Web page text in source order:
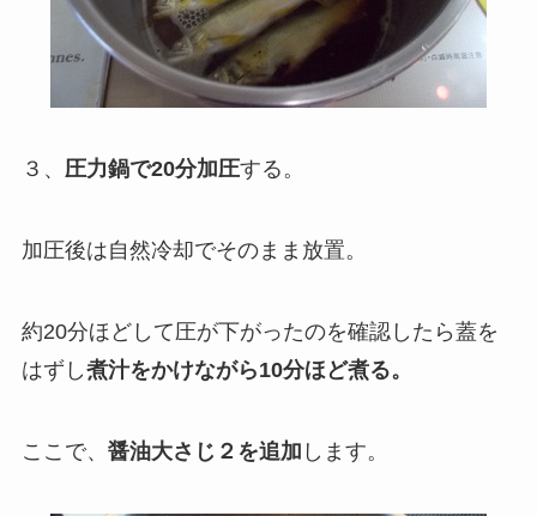
３、 圧力鍋で20分加圧する。
加圧後は自然冷却でそのまま放置。
約20分ほどして圧が下がったのを確認したら蓋を
はずし煮汁をかけながら10分ほど煮る。
ここで、 醤油大さじ２を追加 します。